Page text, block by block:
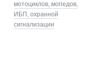
мотоциклов, мопедов,
ИБП, охранной
сигнализации